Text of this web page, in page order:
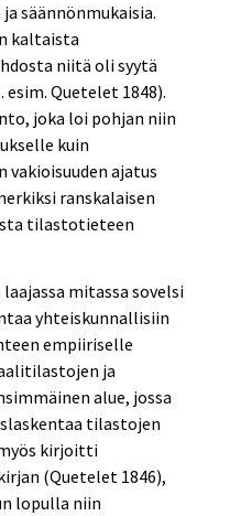
säännönmukaisia.
kaltaista
niitä oli syytä
Quetelet 1848).
joka loi pohjan niin
kuin
ajatus
ranskalaisen
tilastotieteen
mitassa sovelsi
yhteiskunnallisiin
empiiriselle
ja
alue, jossa
tilastojen
kirjoitti
(Quetelet 1846),
lopulla niin